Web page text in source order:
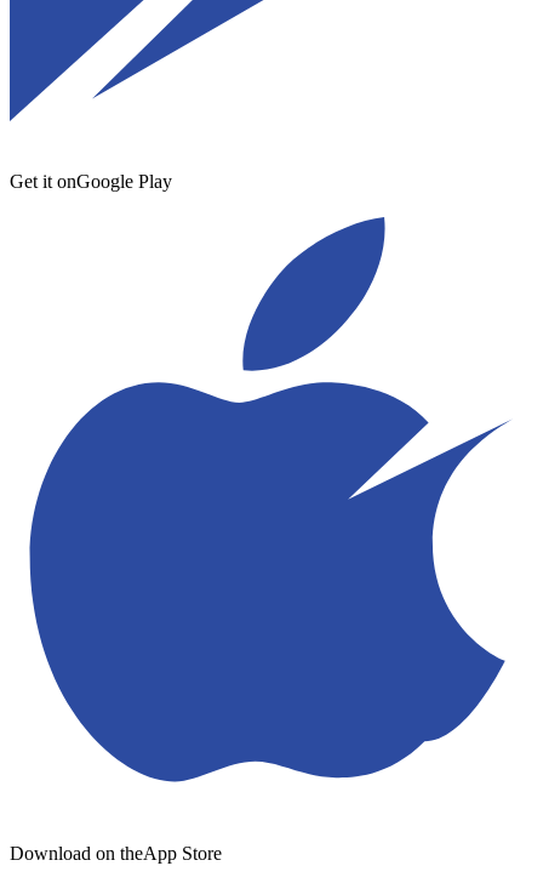
Get it onGoogle Play
Download on theApp Store